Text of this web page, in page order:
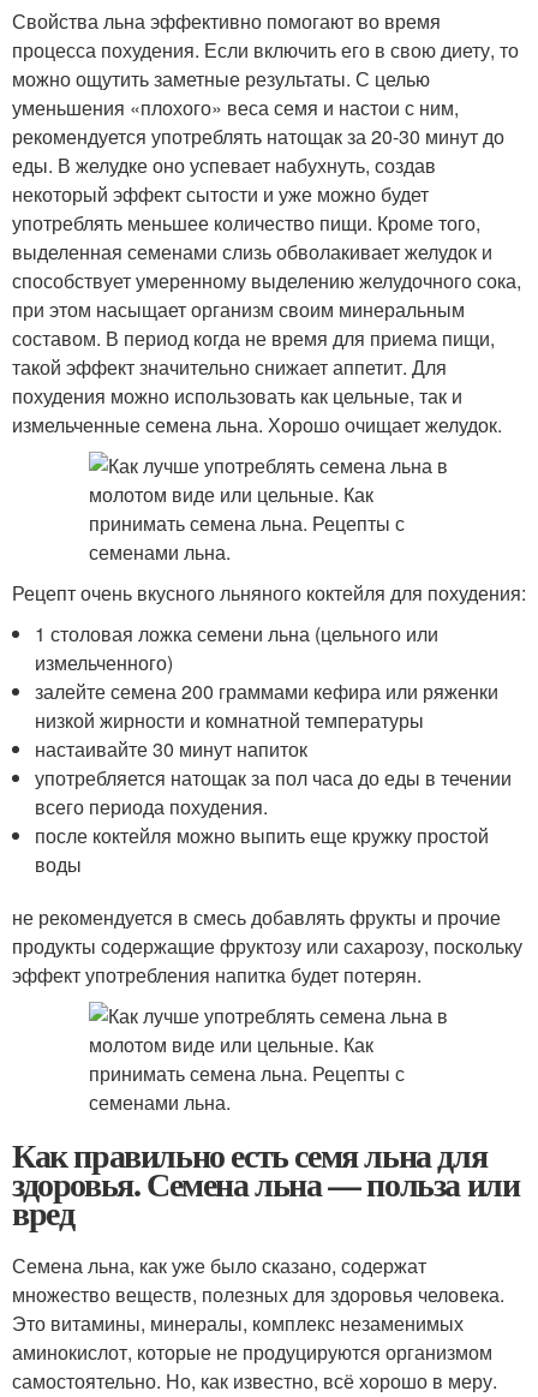
Свойства льна эффективно помогают во время
процесса похудения. Если включить его в свою диету, то
можно ощутить заметные результаты. С целью
уменьшения «плохого» веса семя и настои с ним,
рекомендуется употреблять натощак за 20-30 минут до
еды. В желудке оно успевает набухнуть, создав
некоторый эффект сытости и уже можно будет
употреблять меньшее количество пищи. Кроме того,
выделенная семенами слизь обволакивает желудок и
способствует умеренному выделению желудочного сока,
при этом насыщает организм своим минеральным
составом. В период когда не время для приема пищи,
такой эффект значительно снижает аппетит. Для
похудения можно использовать как цельные, так и
измельченные семена льна. Хорошо очищает желудок.
Рецепт очень вкусного льняного коктейля для похудения:
1 столовая ложка семени льна (цельного или
измельченного)
залейте семена 200 граммами кефира или ряженки
низкой жирности и комнатной температуры
настаивайте 30 минут напиток
употребляется натощак за пол часа до еды в течении
всего периода похудения.
после коктейля можно выпить еще кружку простой
воды
не рекомендуется в смесь добавлять фрукты и прочие
продукты содержащие фруктозу или сахарозу, поскольку
эффект употребления напитка будет потерян.
Как правильно есть семя льна для
здоровья. Семена льна — польза или
вред
Семена льна, как уже было сказано, содержат
множество веществ, полезных для здоровья человека.
Это витамины, минералы, комплекс незаменимых
аминокислот, которые не продуцируются организмом
самостоятельно. Но, как известно, всё хорошо в меру.